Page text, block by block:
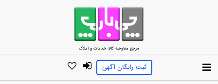
مرجع معاوضه کالا، خدمات و املاک
ثبت رایگان آگهی